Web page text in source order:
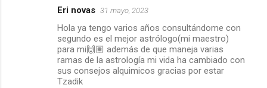
Eri novas 31 mayo, 2023
Hola ya tengo varios años consultándome con
segundo es el mejor astrólogo(mi maestro)
para mi🙌🏽 además de que maneja varias
ramas de la astrología mi vida ha cambiado con
sus consejos alquimicos gracias por estar
Tzadik